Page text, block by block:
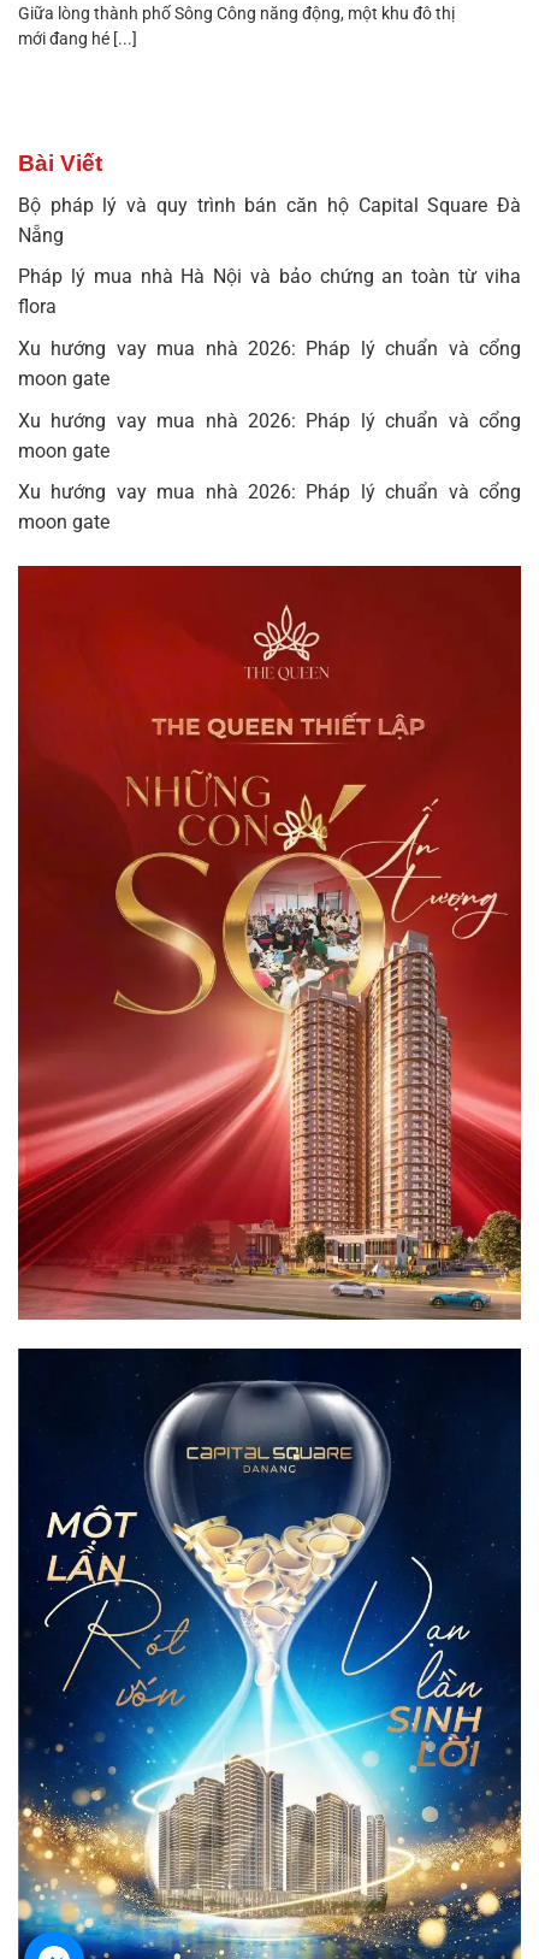
Giữa lòng thành phố Sông Công năng động, một khu đô thị
mới đang hé [...]
Bài Viết
Bộ pháp lý và quy trình bán căn hộ Capital Square Đà
Nẵng
Pháp lý mua nhà Hà Nội và bảo chứng an toàn từ viha
flora
Xu hướng vay mua nhà 2026: Pháp lý chuẩn và cổng
moon gate
Xu hướng vay mua nhà 2026: Pháp lý chuẩn và cổng
moon gate
Xu hướng vay mua nhà 2026: Pháp lý chuẩn và cổng
moon gate